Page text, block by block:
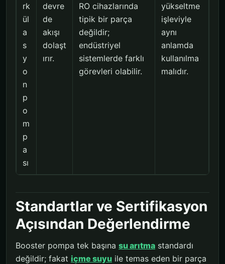
rk
ül
a
s
y
o
n
p
o
m
p
a
sı
devre
de
akışı
dolaşt
ırır.
RO cihazlarında
tipik bir parça
değildir;
endüstriyel
sistemlerde farklı
görevleri olabilir.
yükseltme
işleviyle
aynı
anlamda
kullanılma
malıdır.
Standartlar ve Sertifikasyon
Açısından Değerlendirme
Booster pompa tek başına su arıtma standardı
değildir; fakat içme suyu ile temas eden bir parça